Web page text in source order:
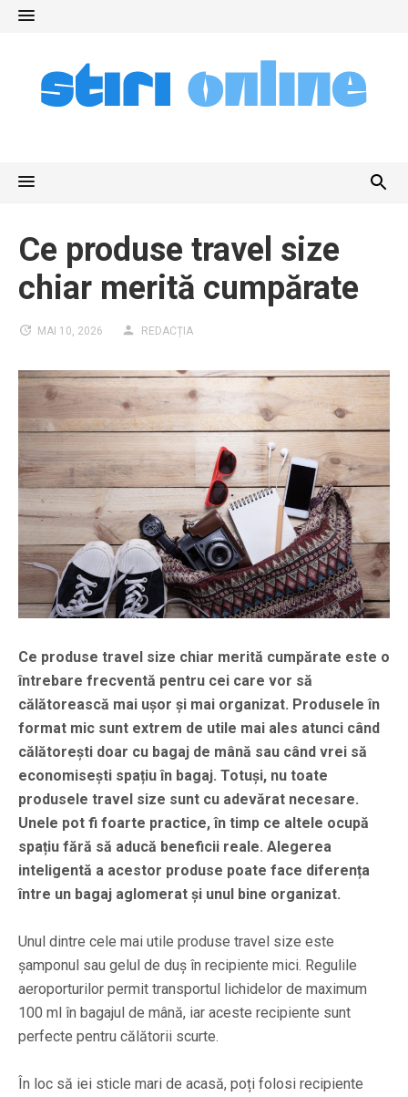
Skip
Ce produse travel size
chiar merită cumpărate
MAI 10, 2026 REDACȚIA
Ce produse travel size chiar merită cumpărate este o
întrebare frecventă pentru cei care vor să
călătorească mai ușor și mai organizat. Produsele în
format mic sunt extrem de utile mai ales atunci când
călătorești doar cu bagaj de mână sau când vrei să
economisești spațiu în bagaj. Totuși, nu toate
produsele travel size sunt cu adevărat necesare.
Unele pot fi foarte practice, în timp ce altele ocupă
spațiu fără să aducă beneficii reale. Alegerea
inteligentă a acestor produse poate face diferența
între un bagaj aglomerat și unul bine organizat.
Unul dintre cele mai utile produse travel size este
șamponul sau gelul de duș în recipiente mici. Regulile
aeroporturilor permit transportul lichidelor de maximum
100 ml în bagajul de mână, iar aceste recipiente sunt
perfecte pentru călătorii scurte.
În loc să iei sticle mari de acasă, poți folosi recipiente